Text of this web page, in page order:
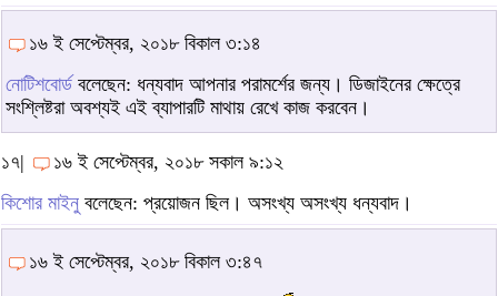
১৬ ই সেপ্টেম্বর, ২০১৮ বিকাল ৩:১৪
নোটিশবোর্ডবলেছেন: ধন্যবাদ আপনার পরামর্শের জন্য। ডিজাইনের ক্ষেত্রে
সংশ্লিষ্টরা অবশ্যই এই ব্যাপারটি মাথায় রেখে কাজ করবেন।
১৭|
১৬ ই সেপ্টেম্বর, ২০১৮ সকাল ৯:১২
কিশোর মাইনু বলেছেন: প্রয়োজন ছিল। অসংখ্য অসংখ্য ধন্যবাদ।
১৬ ই সেপ্টেম্বর, ২০১৮ বিকাল ৩:৪৭